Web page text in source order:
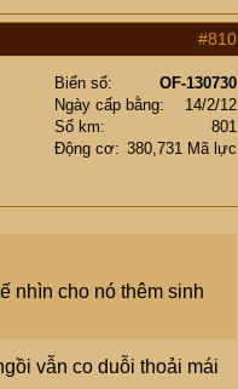
#810
Biển số
OF-130730
Ngày cấp bằng
14/2/12
Số km
801
Động cơ
380,731 Mã lực
nhìn cho nó thêm sinh
vẫn co duỗi thoải mái